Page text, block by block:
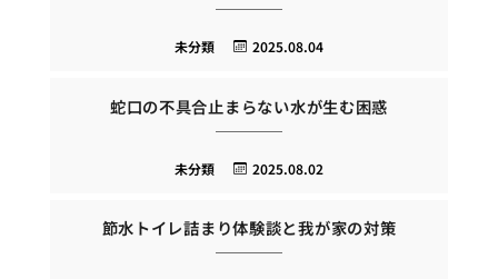
2025.08.04
未分類
蛇口の不具合止まらない水が生む困惑
2025.08.02
未分類
節水トイレ詰まり体験談と我が家の対策